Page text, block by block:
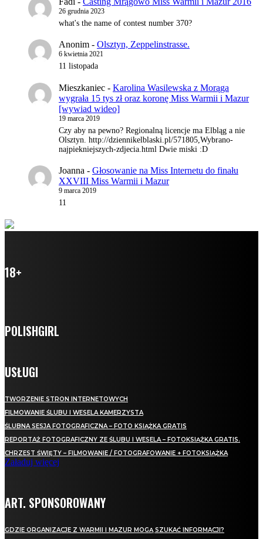
26 grudnia 2023
what's the name of contest number 370?
Anonim - Olsztyn, Zeppelinstrasse.
6 kwietnia 2021
11 listopada
Mieszkaniec - Karolina Wasilewska z Morąga
wygrała 15 tys zł oraz koronę Miss Warmii i Mazur
[wywiad wideo]
19 marca 2019
Czy aby na pewno? Regionalną licencje ma Elbląg a nie
Olsztyn. http://dziennikelblaski.pl/571805,Wybrano-
najpiekniejszych-zdjecia.html Dwie miski :D
Joanna - Głosowanie na Miss Internetu do finału
XXVIII Miss Warmii i Mazur
9 marca 2019
11
18+
POLISHGIRL
USŁUGI
TWORZENIE STRON INTERNETOWYCH
FILMOWANIE ŚLUBU I WESELA KAMERZYSTA
ŚLUBNA SESJA FOTOGRAFICZNA – FOTO KSIĄŻKA GRATIS
REPORTAŻ FOTOGRAFICZNY ZE ŚLUBU I WESELA – FOTOKSIĄŻKA GRATIS.
CHRZEST ŚWIĘTY – FILMOWANIE / FOTOGRAFOWANIE + FOTOKSIĄŻKA
Załaduj więcej
ART. SPONSOROWANY
GDZIE ORGANIZACJE Z WARMII I MAZUR MOGĄ SZUKAĆ INFORMACJI?